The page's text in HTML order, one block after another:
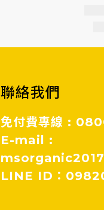
聯絡我們
免付費專線 :
E-mail :
LINE ID：